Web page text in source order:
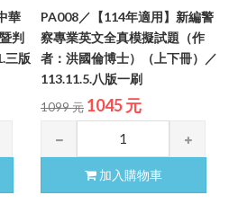
華
判
三版
PA008／【114年適用】新編警
察專業英文全真模擬試題（作
者：洪國倫博士）（上下冊）／
113.11.5.八版一刷
1099 元 1045 元
加入購物車